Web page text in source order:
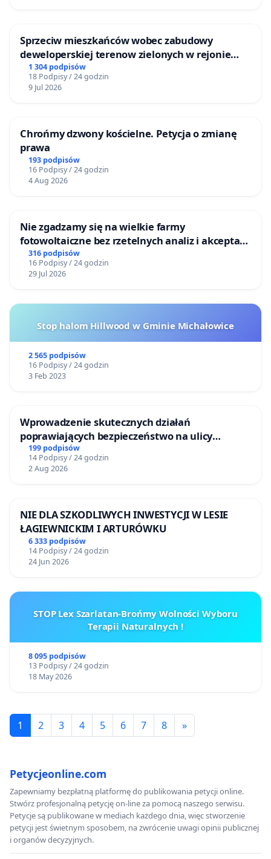
Sprzeciw mieszkańców wobec zabudowy
deweloperskiej terenow zielonych w rejonie
Bulwarów Straceńskich w Bielsku-Białej
1 304 podpisów
18 Podpisy / 24 godzin
9 Jul 2026
Chrońmy dzwony kościelne. Petycja o zmianę
prawa
193 podpisów
16 Podpisy / 24 godzin
4 Aug 2026
Nie zgadzamy się na wielkie farmy
fotowoltaiczne bez rzetelnych analiz i akceptacji
mieszkańców
316 podpisów
16 Podpisy / 24 godzin
29 Jul 2026
Stop halom Hillwood w Gminie Michałowice
2 565 podpisów
16 Podpisy / 24 godzin
3 Feb 2023
Wprowadzenie skutecznych działań
poprawiających bezpieczeństwo na ulicy
Żeromskiego w Otwocku
199 podpisów
14 Podpisy / 24 godzin
2 Aug 2026
NIE DLA SZKODLIWYCH INWESTYCJI W LESIE
ŁAGIEWNICKIM I ARTURÓWKU
6 333 podpisów
14 Podpisy / 24 godzin
24 Jun 2026
STOP Lex Szarlatan-Brońmy Wolności Wyboru
Terapii Naturalnych !
8 095 podpisów
13 Podpisy / 24 godzin
18 May 2026
1 2 3 4 5 6 7 8 »
Petycjeonline.com
Zapewniamy bezpłatną platformę do publikowania petycji online.
Stwórz profesjonalną petycję on-line za pomocą naszego serwisu.
Petycje są publikowane w mediach każdego dnia, więc stworzenie
petycji jest świetnym sposobem, na zwrócenie uwagi opinii publicznej
i organów decyzyjnych.